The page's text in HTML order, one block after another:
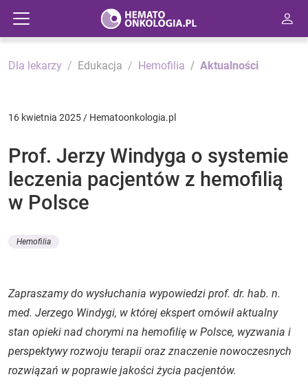
Dla lekarzy Edukacja Hemofilia Aktualności
16 kwietnia 2025 / Hematoonkologia.pl
Prof. Jerzy Windyga o systemie
leczenia pacjentów z hemofilią
w Polsce
Hemofilia
Zapraszamy do wysłuchania wypowiedzi prof. dr. hab. n.
med. Jerzego Windygi, w której ekspert omówił aktualny
stan opieki nad chorymi na hemofilię w Polsce, wyzwania i
perspektywy rozwoju terapii oraz znaczenie nowoczesnych
rozwiązań w poprawie jakości życia pacjentów.